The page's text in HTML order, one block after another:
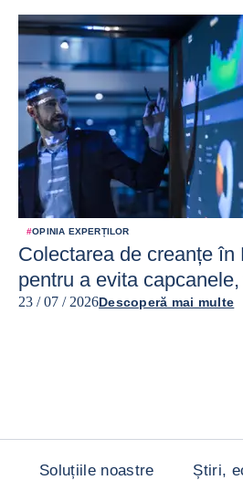
#OPINIA EXPERȚILOR
Colectarea de creanțe în
pentru a evita
23 / 07 / 2026Descoperă mai multe
Soluțiile noastre
Știri,